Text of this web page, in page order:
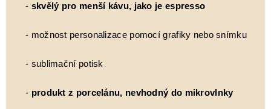
- skvělý pro menší kávu, jako je espresso
- možnost personalizace pomocí grafiky nebo snímku
- sublimační potisk
- produkt z porcelánu, nevhodný do mikrovlnky